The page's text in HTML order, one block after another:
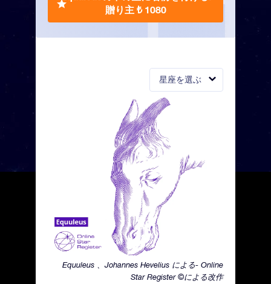
星座を選ぶ
Equuleus 、Johannes Hevelius による- Online
Star Register ©による改作
贈り主 ₺ 1080